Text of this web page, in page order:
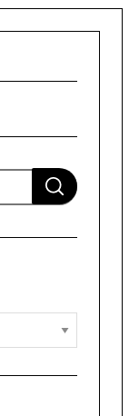
S
E
C